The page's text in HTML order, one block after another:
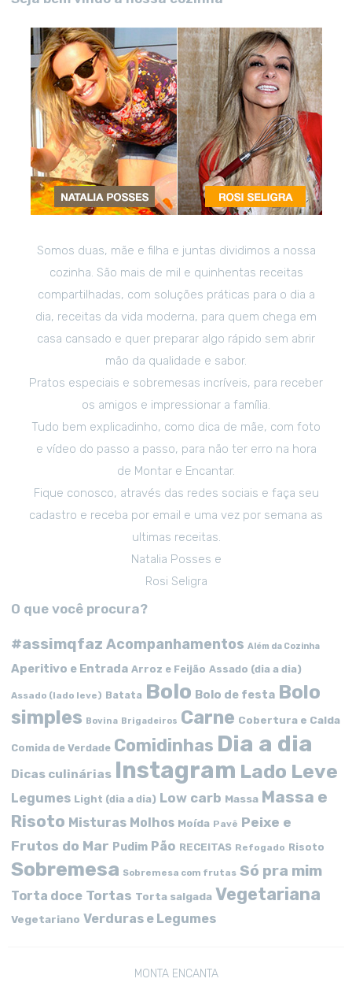
Somos duas, mãe e filha e juntas dividimos a nossa
cozinha. São mais de mil e quinhentas receitas
compartilhadas, com soluções práticas para o dia a
dia, receitas da vida moderna, para quem chega em
casa cansado e quer preparar algo rápido sem abrir
mão da qualidade e sabor.
Pratos especiais e sobremesas incríveis, para receber
os amigos e impressionar a família.
Tudo bem explicadinho, como dica de mãe, com foto
e vídeo do passo a passo, para não ter erro na hora
de Montar e Encantar.
Fique conosco, através das redes sociais e faça seu
cadastro e receba por email e uma vez por semana as
ultimas receitas.
Natalia Posses e
Rosi Seligra
O que você procura?
#assimqfaz Acompanhamentos Além da Cozinha
Aperitivo e Entrada Arroz e Feijão Assado (dia a dia)
Assado (lado leve) Batata Bolo Bolo de festa Bolo
simples Bovina Brigadeiros Carne Cobertura e Calda
Comida de Verdade Comidinhas Dia a dia
Dicas culinárias Instagram Lado Leve
Legumes Light (dia a dia) Low carb Massa Massa e
Risoto Misturas Molhos Moída Pavê Peixe e
Frutos do Mar Pudim Pão RECEITAS Refogado Risoto
Sobremesa Sobremesa com frutas Só pra mim
Torta doce Tortas Torta salgada Vegetariana
Vegetariano Verduras e Legumes
MONTA ENCANTA